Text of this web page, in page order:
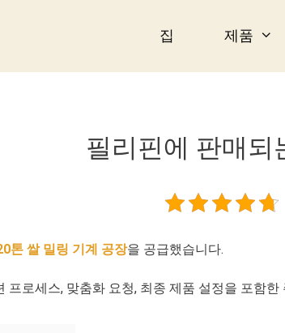
집 제품
필리핀에 판매되
톤 쌀 밀링 기계 공장을 공급했습니다.
프로세스, 맞춤화 요청, 최종 제품 설정을 포함